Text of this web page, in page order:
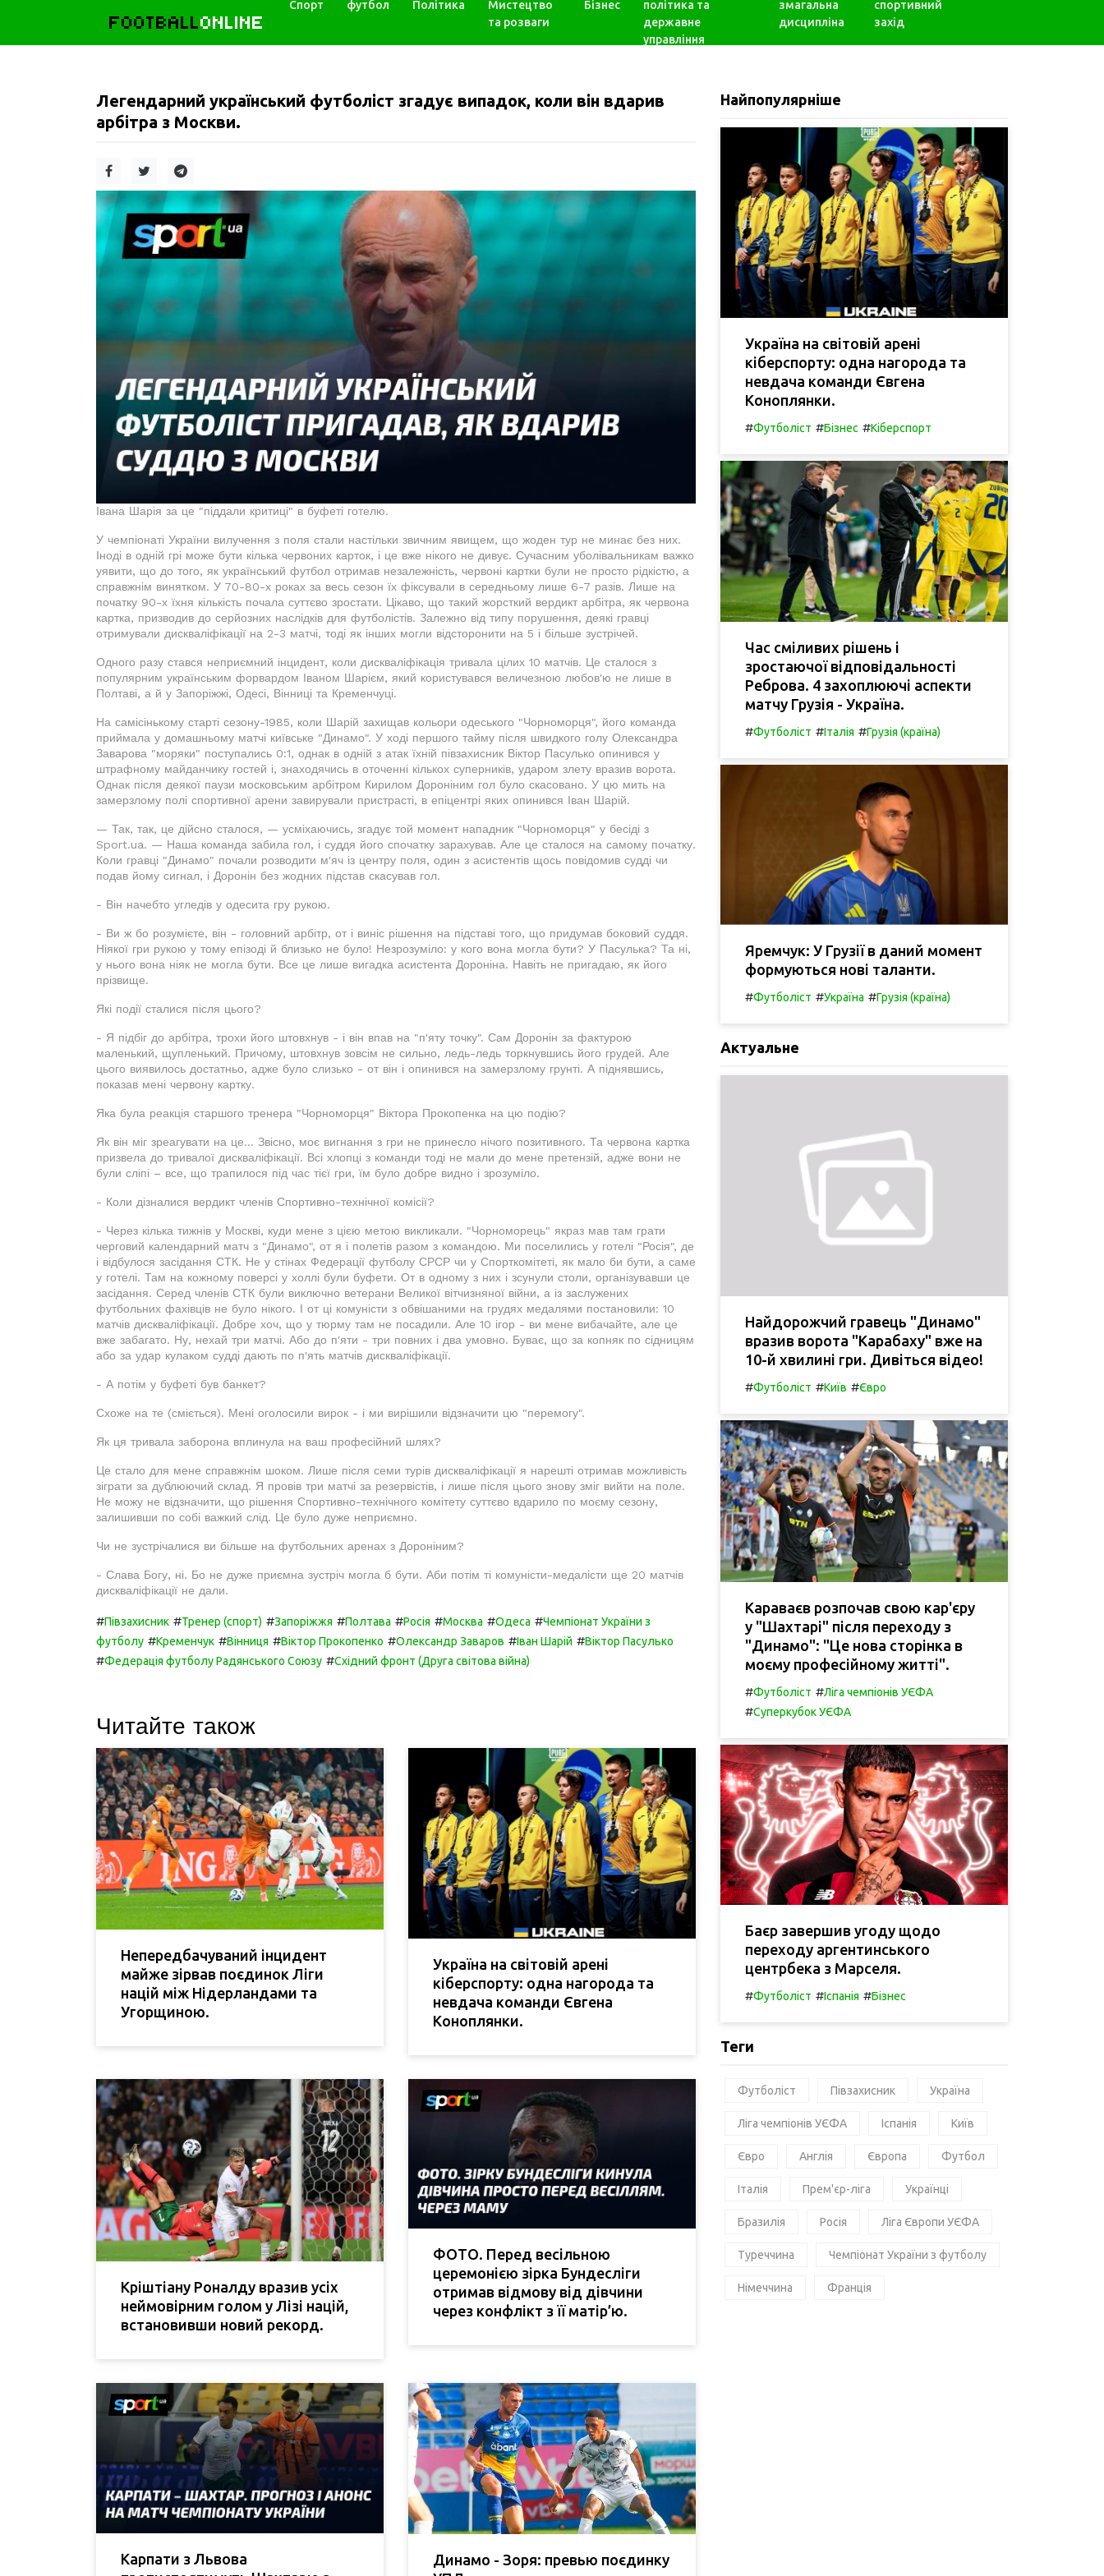
FOOTBALLONLINE
Спорт футбол Політика
Мистецтво
та розваги
Бізнес
політика та
державне
управління
змагальна
дисципліна
спортивний
захід
Легендарний український футболіст згадує випадок, коли він вдарив
арбітра з Москви.
Івана Шарія за це "піддали критиці" в буфеті готелю.
У чемпіонаті України вилучення з поля стали настільки звичним явищем, що жоден тур не минає без них.
Іноді в одній грі може бути кілька червоних карток, і це вже нікого не дивує. Сучасним уболівальникам важко
уявити, що до того, як український футбол отримав незалежність, червоні картки були не просто рідкістю, а
справжнім винятком. У 70-80-х роках за весь сезон їх фіксували в середньому лише 6-7 разів. Лише на
початку 90-х їхня кількість почала суттєво зростати. Цікаво, що такий жорсткий вердикт арбітра, як червона
картка, призводив до серйозних наслідків для футболістів. Залежно від типу порушення, деякі гравці
отримували дискваліфікації на 2-3 матчі, тоді як інших могли відсторонити на 5 і більше зустрічей.
Одного разу стався неприємний інцидент, коли дискваліфікація тривала цілих 10 матчів. Це сталося з
популярним українським форвардом Іваном Шарієм, який користувався величезною любов'ю не лише в
Полтаві, а й у Запоріжжі, Одесі, Вінниці та Кременчуці.
На самісінькому старті сезону-1985, коли Шарій захищав кольори одеського "Чорноморця", його команда
приймала у домашньому матчі київське "Динамо". У ході першого тайму після швидкого голу Олександра
Заварова "моряки" поступались 0:1, однак в одній з атак їхній півзахисник Віктор Пасулько опинився у
штрафному майданчику гостей і, знаходячись в оточенні кількох суперників, ударом злету вразив ворота.
Однак після деякої паузи московським арбітром Кирилом Дороніним гол було скасовано. У цю мить на
замерзлому полі спортивної арени завирували пристрасті, в епіцентрі яких опинився Іван Шарій.
— Так, так, це дійсно сталося, — усміхаючись, згадує той момент нападник "Чорноморця" у бесіді з
Sport.ua. — Наша команда забила гол, і суддя його спочатку зарахував. Але це сталося на самому початку.
Коли гравці "Динамо" почали розводити м'яч із центру поля, один з асистентів щось повідомив судді чи
подав йому сигнал, і Доронін без жодних підстав скасував гол.
- Він начебто угледів у одесита гру рукою.
- Ви ж бо розумієте, він - головний арбітр, от і виніс рішення на підставі того, що придумав боковий суддя.
Ніякої гри рукою у тому епізоді й близько не було! Незрозуміло: у кого вона могла бути? У Пасулька? Та ні,
у нього вона ніяк не могла бути. Все це лише вигадка асистента Дороніна. Навіть не пригадаю, як його
прізвище.
Які події сталися після цього?
- Я підбіг до арбітра, трохи його штовхнув - і він впав на "п'яту точку". Сам Доронін за фактурою
маленький, щупленький. Причому, штовхнув зовсім не сильно, ледь-ледь торкнувшись його грудей. Але
цього виявилось достатньо, адже було слизько - от він і опинився на замерзлому грунті. А піднявшись,
показав мені червону картку.
Яка була реакція старшого тренера "Чорноморця" Віктора Прокопенка на цю подію?
Як він міг зреагувати на це... Звісно, моє вигнання з гри не принесло нічого позитивного. Та червона картка
призвела до тривалої дискваліфікації. Всі хлопці з команди тоді не мали до мене претензій, адже вони не
були сліпі – все, що трапилося під час тієї гри, їм було добре видно і зрозуміло.
- Коли дізналися вердикт членів Спортивно-технічної комісії?
- Через кілька тижнів у Москві, куди мене з цією метою викликали. "Чорноморець" якраз мав там грати
черговий календарний матч з "Динамо", от я і полетів разом з командою. Ми поселились у готелі "Росія", де
і відбулося засідання СТК. Не у стінах Федерації футболу СРСР чи у Спорткомітеті, як мало би бути, а саме
у готелі. Там на кожному поверсі у холлі були буфети. От в одному з них і зсунули столи, організувавши це
засідання. Серед членів СТК були виключно ветерани Великої вітчизняної війни, а із заслужених
футбольних фахівців не було нікого. І от ці комуністи з обвішаними на грудях медалями постановили: 10
матчів дискваліфікації. Добре хоч, що у тюрму там не посадили. Але 10 ігор - ви мене вибачайте, але це
вже забагато. Ну, нехай три матчі. Або до п'яти - три повних і два умовно. Буває, що за копняк по сідницям
або за удар кулаком судді дають по п'ять матчів дискваліфікації.
- А потім у буфеті був банкет?
Схоже на те (сміється). Мені оголосили вирок - і ми вирішили відзначити цю "перемогу".
Як ця тривала заборона вплинула на ваш професійний шлях?
Це стало для мене справжнім шоком. Лише після семи турів дискваліфікації я нарешті отримав можливість
зіграти за дублюючий склад. Я провів три матчі за резервістів, і лише після цього знову зміг вийти на поле.
Не можу не відзначити, що рішення Спортивно-технічного комітету суттєво вдарило по моєму сезону,
залишивши по собі важкий слід. Це було дуже неприємно.
Чи не зустрічалися ви більше на футбольних аренах з Дороніним?
- Слава Богу, ні. Бо не дуже приємна зустріч могла б бути. Аби потім ті комуністи-медалісти ще 20 матчів
дискваліфікації не дали.
#Півзахисник #Тренер (спорт) #Запоріжжя #Полтава #Росія #Москва #Одеса #Чемпіонат України з
футболу #Кременчук #Вінниця #Віктор Прокопенко #Олександр Заваров #Іван Шарій #Віктор Пасулько
#Федерація футболу Радянського Союзу #Східний фронт (Друга світова війна)
Читайте також
Непередбачуваний інцидент
майже зірвав поєдинок Ліги
націй між Нідерландами та
Угорщиною.
Україна на світовій арені
кіберспорту: одна нагорода та
невдача команди Євгена
Коноплянки.
Кріштіану Роналду вразив усіх
неймовірним голом у Лізі націй,
встановивши новий рекорд.
ФОТО. Перед весільною
церемонією зірка Бундесліги
отримав відмову від дівчини
через конфлікт з її матір’ю.
Карпати з Львова
Динамо - Зоря: превью поєдинку
Найпопулярніше
Україна на світовій арені
кіберспорту: одна нагорода та
невдача команди Євгена
Коноплянки.
#Футболіст #Бізнес #Кіберспорт
Час сміливих рішень і
зростаючої відповідальності
Реброва. 4 захоплюючі аспекти
матчу Грузія - Україна.
#Футболіст #Італія #Грузія (країна)
Яремчук: У Грузії в даний момент
формуються нові таланти.
#Футболіст #Україна #Грузія (країна)
Актуальне
Найдорожчий гравець "Динамо"
вразив ворота "Карабаху" вже на
10-й хвилині гри. Дивіться відео!
#Футболіст #Київ #Євро
Караваєв розпочав свою кар'єру
у "Шахтарі" після переходу з
"Динамо": "Це нова сторінка в
моєму професійному житті".
#Футболіст #Ліга чемпіонів УЄФА
#Суперкубок УЄФА
Баєр завершив угоду щодо
переходу аргентинського
центрбека з Марселя.
#Футболіст #Іспанія #Бізнес
Теги
Футболіст Півзахисник Україна
Ліга чемпіонів УЄФА Іспанія Київ
Євро Англія Європа Футбол
Італія Прем'єр-ліга Українці
Бразилія Росія Ліга Європи УЄФА
Туреччина Чемпіонат України з футболу
Німеччина Франція